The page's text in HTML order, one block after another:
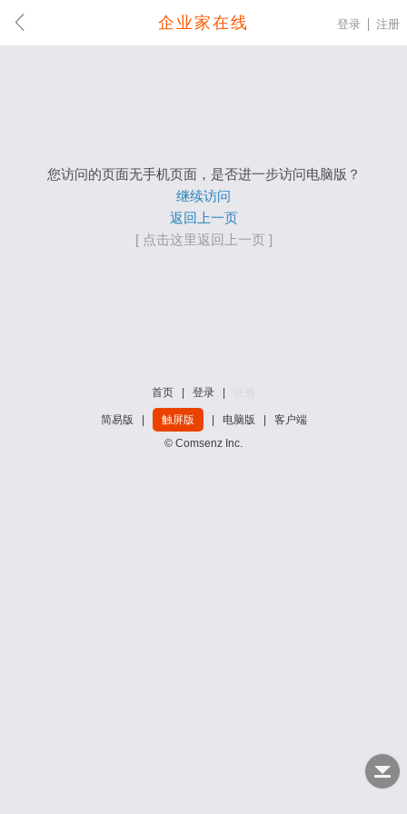
企业家在线 登录 注册
您访问的页面无手机页面，是否进一步访问电脑版？
继续访问
返回上一页
[ 点击这里返回上一页 ]
首页 登录
简易版 触屏版 电脑版
客户端
© Comsenz Inc.